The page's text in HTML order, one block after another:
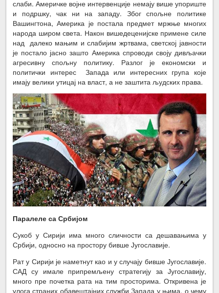
слаби. Америчке војне интервенције немају више упориште
и подршку, чак ни на западу. Због спољне политике
Вашингтона, Америка је постала предмет мржње многих
народа широм света. Након вишедеценијске примене силе
над далеко мањим и слабијим жртвама, светској јавности
је постало јасно зашто Америка спроводи своју дивљачки
агресивну спољну политику. Разлог је економски и
политички интерес Запада или интересних група које
имају велики утицај на власт, а не заштита људских права.
Паралеле са Србијом
Сукоб у Сирији има много сличности са дешавањима у
Србији, односно на простору бивше Југославије.
Рат у Сирији је наметнут као и у случају бивше Југославије.
САД су имале припремљену стратегију за Југославију,
много пре почетка рата на тим просторима. Откривена је
улога страних обавештајних служби Запада у њима, о чему